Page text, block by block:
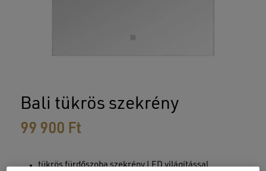
Bali tükrös szekrény
99 900 Ft
tükrös fürdőszoba szekrény LED világítással